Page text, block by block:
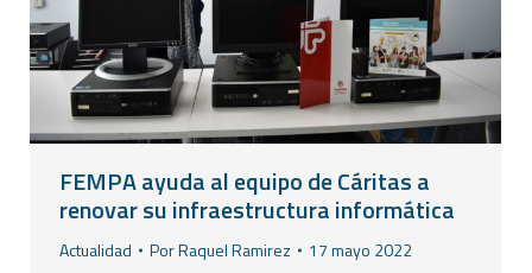
FEMPA ayuda al equipo de Cáritas a
renovar su infraestructura informática
Actualidad PorRaquel Ramirez 17 mayo 2022